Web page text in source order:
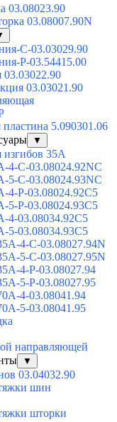
03.08023.90
03.08007.90N
С-03.03029.90
Р-03.54415.00
03.03022.90
03.03021.90
5.090301.06
▼
изгибов 35А
4-С-03.08024.92NC
5-С-03.08024.93NC
4-Р-03.08024.92C5
5-Р-03.08024.93C5
4-03.08034.92C5
5-03.08034.93C5
4-С-03.08027.94N
5-С-03.08027.95N
4-Р-03.08027.94
5-Р-03.08027.95
4-03.08041.94
5-03.08041.95
направляющей
▼
03.04032.90
шин
шторки